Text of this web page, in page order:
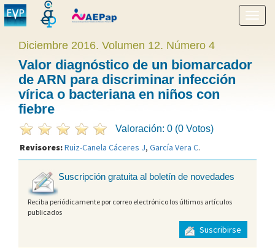
menú
Diciembre 2016. Volumen 12. Número 4
Valor diagnóstico de un biomarcador
de ARN para discriminar infección
vírica o bacteriana en niños con
fiebre
Valoración: 0 (0 Votos)
Revisores:Ruiz-Canela Cáceres J, García Vera C.
Suscripción gratuita al boletín de novedades
Reciba periódicamente por correo electrónico los últimos artículos
publicados
Suscribirse